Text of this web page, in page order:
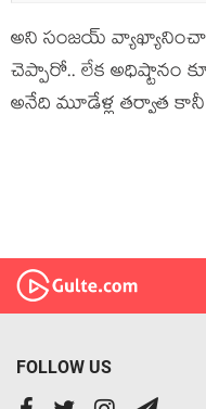
అని సంజ‌య్
చెప్పారో.. లేక అధిష్టానం
అనేది మూడేళ్ల త‌ర్వాత
FOLLOW US